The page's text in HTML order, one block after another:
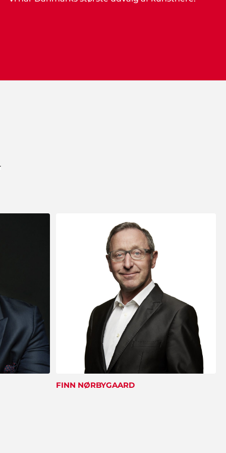
Danmark for de gode input til
"Fantastisk arrangement vi fik stablet på
benene ved hjælp af ShowBizz Danmark".
"Vi bliver konstant mindet om den dejlige
fest vi holdt sidste år. De voksne husker
underholdningen og børnene glemmer
aldrig de fine forlystelser. Showbizz Danmark
leverede og hentede det hele - det var jo
nemt. Tusind tak for hjælp".
FINN NØRBYGAARD